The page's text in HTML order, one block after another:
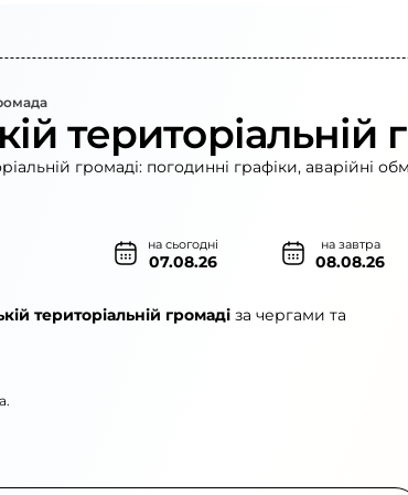
територіальній
громаді: погодинні графіки, аварійні
на сьогодні
07.08.26
на завтра
08.08.26
територіальній громаді за чергами та